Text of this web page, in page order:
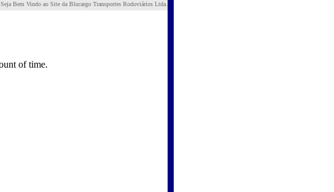
Seja Bem Vindo ao Site da Blucargo Transportes Rodoviários Ltda.